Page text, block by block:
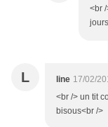
<br
L line 17/02/
<br /> un tit
bisous<br />